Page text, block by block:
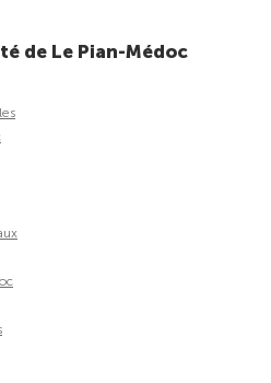
de Le Pian-Médoc